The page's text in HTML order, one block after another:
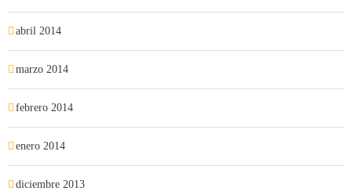
abril 2014
marzo 2014
febrero 2014
enero 2014
diciembre 2013